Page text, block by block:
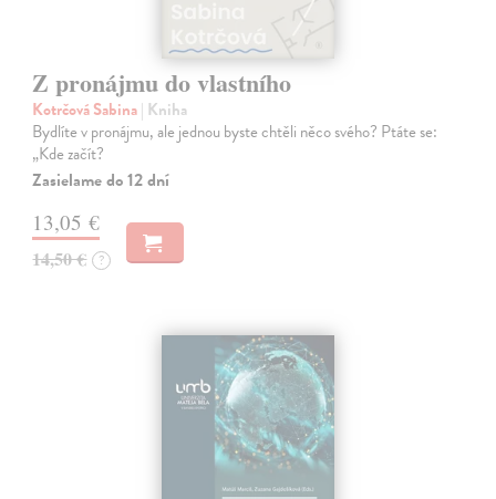
Z pronájmu do vlastního
Kotrčová Sabina| Kniha
Bydlíte v pronájmu, ale jednou byste chtěli něco svého? Ptáte se:
„Kde začít?
Zasielame do 12 dní
13,05 €
14,50 € ?